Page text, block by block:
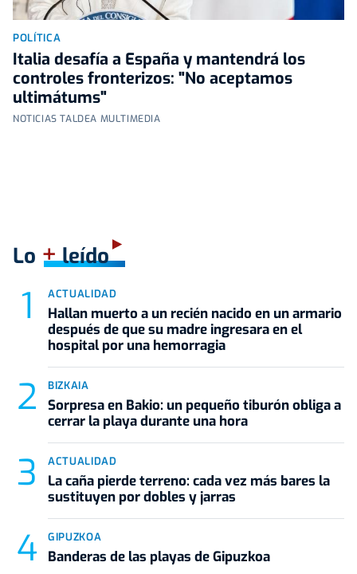
POLÍTICA
Italia desafía a España y mantendrá los
controles fronterizos: "No aceptamos
ultimátums"
NOTICIAS TALDEA MULTIMEDIA
Lo +leído
ACTUALIDAD
Hallan muerto a un recién nacido en un armario
después de que su madre ingresara en el
hospital por una hemorragia
BIZKAIA
Sorpresa en Bakio: un pequeño tiburón obliga a
cerrar la playa durante una hora
ACTUALIDAD
La caña pierde terreno: cada vez más bares la
sustituyen por dobles y jarras
GIPUZKOA
Banderas de las playas de Gipuzkoa